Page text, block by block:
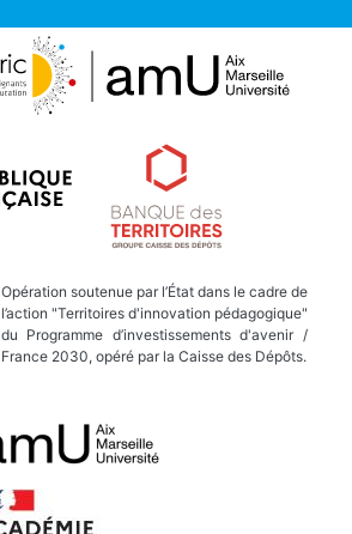
Opération soutenue par l’État dans le cadre de
l’action "Territoires d'innovation pédagogique"
du Programme d’investissements d'avenir /
France 2030, opéré par la Caisse des Dépôts.